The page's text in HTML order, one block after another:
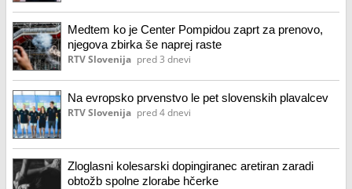
Medtem ko je Center Pompidou zaprt za prenovo,
njegova zbirka še naprej raste
RTV Slovenija pred 3 dnevi
Na evropsko prvenstvo le pet slovenskih plavalcev
RTV Slovenija pred 4 dnevi
Zloglasni kolesarski dopingiranec aretiran zaradi
obtožb spolne zlorabe hčerke